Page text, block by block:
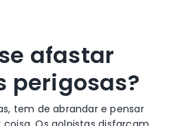
afastar
perigosas?
tem de abrandar e pensar